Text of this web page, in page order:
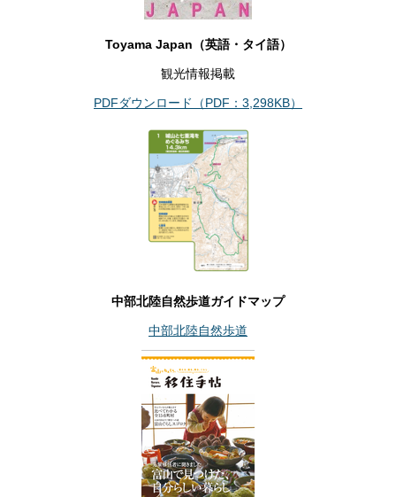
Toyama Japan（英語・タイ語）
観光情報掲載
PDFダウンロード（PDF：3,298KB）
中部北陸自然歩道ガイドマップ
中部北陸自然歩道